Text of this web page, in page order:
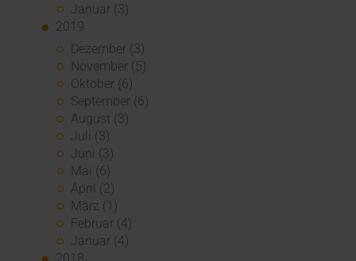
Januar (3)
2019
Dezember (3)
November (5)
Oktober (6)
September (6)
August (3)
Juli (3)
Juni (3)
Mai (6)
April (2)
März (1)
Februar (4)
Januar (4)